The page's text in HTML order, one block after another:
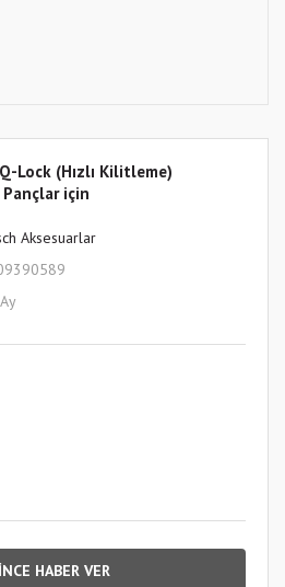
Lock (Hızlı Kilitleme)
için
Aksesuarlar
HABER VER